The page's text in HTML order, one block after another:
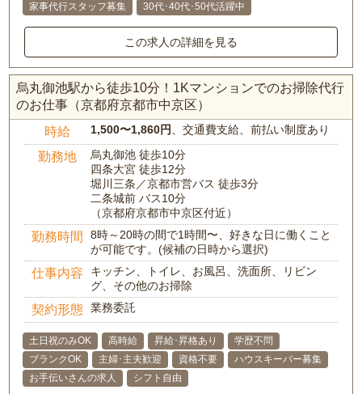
家事代行スタッフ募集
30代･40代･50代活躍中
この求人の詳細を見る
烏丸御池駅から徒歩10分！1Kマンションでのお掃除代行
のお仕事（京都府京都市中京区）
時給 1,500〜1,860円、交通費支給、前払い制度あり
勤務地
烏丸御池 徒歩10分
四条大宮 徒歩12分
堀川三条／京都市営バス 徒歩3分
二条城前 バス10分
（京都府京都市中京区付近）
勤務時間
8時～20時の間で1時間〜、好きな日に働くこと
が可能です。(候補の日時から選択)
仕事内容
キッチン、トイレ、お風呂、洗面所、リビン
グ、その他のお掃除
契約形態 業務委託
土日祝のみOK 高時給 昇給･昇格あり
学歴不問
ブランクOK
主婦･主夫歓迎 資格不要
ハウスキーパー募集
お手伝いさんの求人
シフト自由